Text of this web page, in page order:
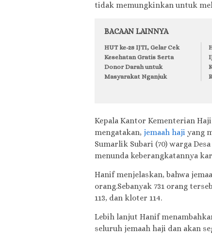
tidak memungkinkan untuk
BACAAN LAINNYA
HUT ke-28 IJTI, Gelar Cek
Kesehatan Gratis Serta
Donor Darah untuk
Masyarakat Nganjuk
Kepala Kantor Kementerian
mengatakan, jemaah haji yang
Sumarlik Subari (70) warga
menunda keberangkatannya
Hanif menjelaskan, bahwa
orang.Sebanyak 731 orang
113, dan kloter 114.
Lebih lanjut Hanif
seluruh jemaah haji dan akan